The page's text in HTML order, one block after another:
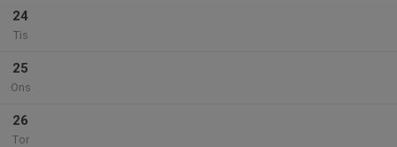
24
Tis
25
Ons
26
Tor